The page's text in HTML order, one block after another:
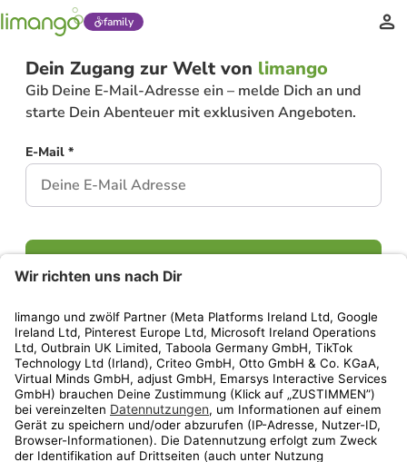
family
Dein Zugang zur Welt von limango
Gib Deine E-Mail-Adresse ein – melde Dich an und
starte Dein Abenteuer mit exklusiven Angeboten.
E-Mail *
Weiter
Privatsphäre-EinstellungenAGBDatenschutzCompliance
GeschenkgutscheinbedingungenImpressumHelp Center